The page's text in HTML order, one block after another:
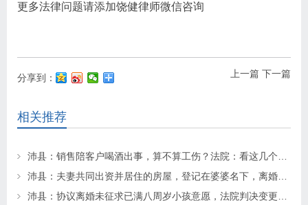
更多法律问题请添加饶健律师微信咨询
上一篇 下一篇
分享到：
相关推荐